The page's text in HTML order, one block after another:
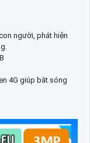
người, phát hiện
4G giúp bắt sóng